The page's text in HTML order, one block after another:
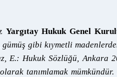
Yargıtay Hukuk Genel
gibi kıymetli
E.: Hukuk Sözlüğü, Ankara
tanımlamak